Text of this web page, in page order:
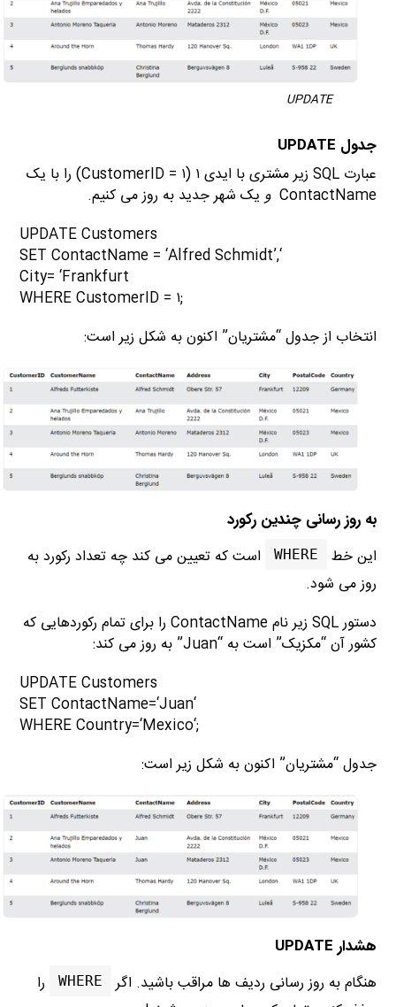
UPDATE
جدول UPDATE
عبارت SQL زیر مشتری با ایدی ۱ (CustomerID = ۱) را با یک
ContactName ویک شهر جدید به روز می کنیم.
UPDATECustomers
‘SET
ContactName =‘Alfred Schmidt’,
City=‘Frankfurt
;WHERE
CustomerID = ۱
انتخاب از جدول “مشتریان” اکنون به شکل زیر است:
به روز رسانی چندین رکورد
این خط
WHERE
است که تعیین می کند چه تعداد رکورد به
روز می شود.
دستور SQL زیر نام ContactName را برای تمام رکوردهایی که
کشور آن “مکزیک” است به “Juan” به روز می کند:
UPDATECustomers
‘SET
ContactName=‘Juan
;
‘
WHERECountry=‘Mexico
جدول “مشتریان” اکنون به شکل زیر است:
هشدار UPDATE
هنگام به روز رسانی ردیف ها مراقب باشید. اگر WHERE
را